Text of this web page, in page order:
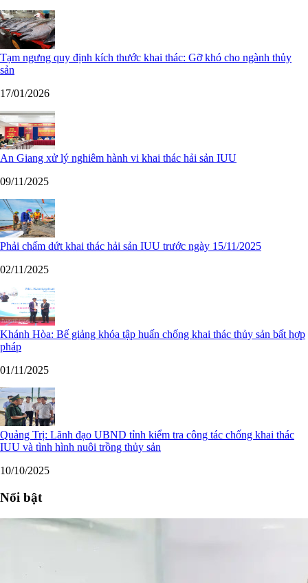
Tạm ngưng quy định kích thước khai thác: Gỡ khó cho ngành thủy
sản
17/01/2026
An Giang xử lý nghiêm hành vi khai thác hải sản IUU
09/11/2025
Phải chấm dứt khai thác hải sản IUU trước ngày 15/11/2025
02/11/2025
Khánh Hòa: Bế giảng khóa tập huấn chống khai thác thủy sản bất hợp
pháp
01/11/2025
Quảng Trị: Lãnh đạo UBND tỉnh kiểm tra công tác chống khai thác
IUU và tình hình nuôi trồng thủy sản
10/10/2025
Nổi bật